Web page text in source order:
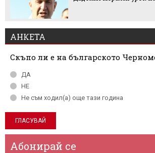
АНКЕТА
Скъпо ли е на българското
ДА
НЕ
Не съм ходил(а) още тази година
Абонирай се